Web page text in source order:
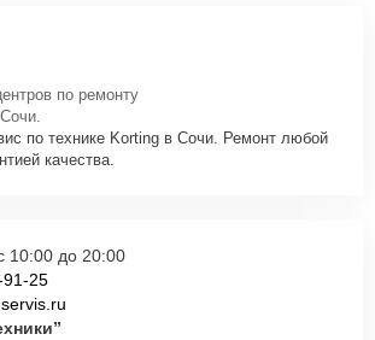
по ремонту
по технике Korting в Сочи. Ремонт любой
качества.
10:00 до 20:00
25